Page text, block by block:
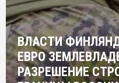
ВЛАСТИ
ЕВРО
РАЗРЕШЕНИЕ